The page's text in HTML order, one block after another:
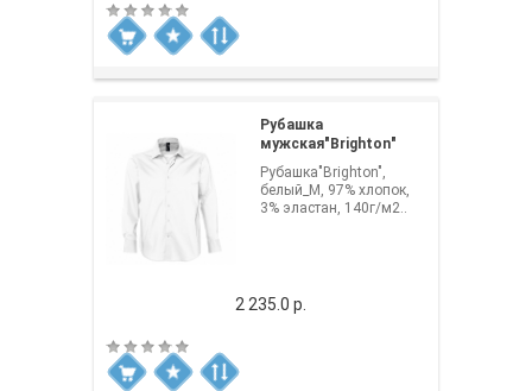
Рубашка
мужская"Brighton"
Рубашка"Brighton",
белый_M, 97% хлопок,
3% эластан, 140г/м2..
2 235.0 р.